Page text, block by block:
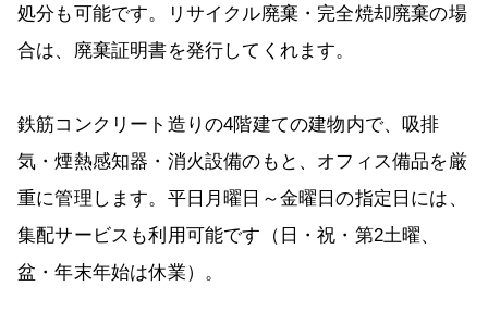
処分も可能です。リサイクル廃棄・完全焼却廃棄の場
合は、廃棄証明書を発行してくれます。
鉄筋コンクリート造りの4階建ての建物内で、吸排
気・煙熱感知器・消火設備のもと、オフィス備品を厳
重に管理します。平日月曜日～金曜日の指定日には、
集配サービスも利用可能です（日・祝・第2土曜、
盆・年末年始は休業）。